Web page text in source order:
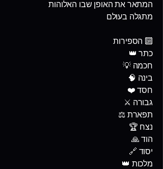
המתאר את האופן שבו האלוהות
מתגלה בעולם
🔟 הספירות
כתר 👑
חכמה 💡
בינה 🧠
חסד ❤️
גבורה ⚔️
תפארת ⚖️
נצח 🏆
הוד 🙏
יסוד 🔗
מלכות 👑